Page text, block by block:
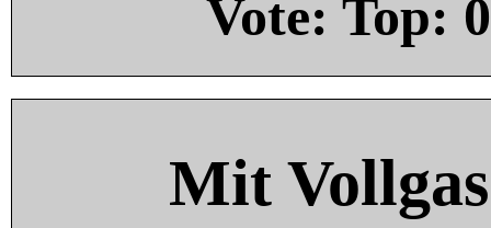
Vote: Top: 0
Mit